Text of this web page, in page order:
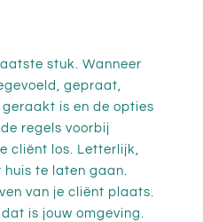
stuk. Wanneer
gepraat,
is en de opties
regels voorbij
cliënt los. Letterlijk,
huis te laten gaan.
van je cliënt plaats.
is jouw omgeving.